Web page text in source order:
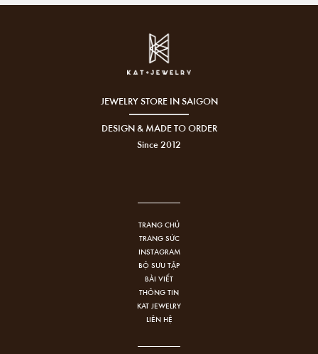
JEWELRY STORE IN SAIGON
DESIGN & MADE TO ORDER
Since 2012
TRANG CHỦ
TRANG SỨC
INSTAGRAM
BỘ SƯU TẬP
BÀI VIẾT
THÔNG TIN
KAT JEWELRY
LIÊN HỆ